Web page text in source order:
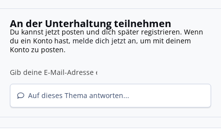
An der Unterhaltung teilnehmen
Du kannst jetzt posten und dich später registrieren. Wenn
du ein Konto hast, melde dich jetzt an, um mit deinem
Konto zu posten.
Auf dieses Thema antworten...